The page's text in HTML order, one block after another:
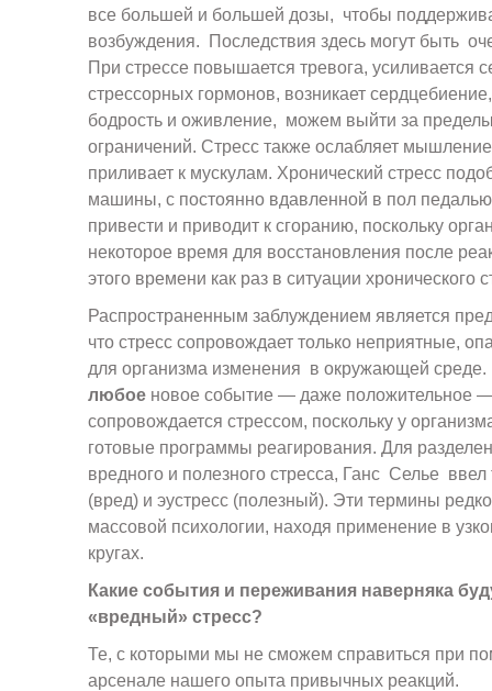
все большей и большей дозы, чтобы
возбуждения. Последствия здесь могут быть
При стрессе повышается тревога, усиливается
стрессорных гормонов, возникает
бодрость и оживление, можем выйти за
ограничений. Стресс также ослабляет
приливает к мускулам. Хронический стресс
машины, с постоянно вдавленной в пол
привести и приводит к сгоранию, поскольку
некоторое время для восстановления после
этого времени как раз в ситуации хронического
Распространенным заблуждением является
что стресс сопровождает только неприятные,
для организма изменения в окружающей
любое новое событие — даже положительное —
сопровождается стрессом, поскольку у
готовые программы реагирования. Для
вредного и полезного стресса, Ганс Селье
(вред) и эустресс (полезный). Эти термины
массовой психологии, находя применение в
кругах.
Какие события и переживания наверняка
«вредный» стресс?
Те, с которыми мы не сможем справиться при
арсенале нашего опыта привычных реакций.